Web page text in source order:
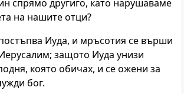
спрямо другиго, като нарушаваме
на нашите отци?
Иуда, и мръсотия се върши
защото Иуда унизи
която обичах, и се ожени за
бог.